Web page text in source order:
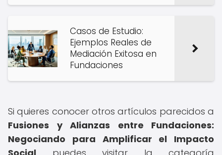
Casos de Estudio:
Ejemplos Reales de
Mediación Exitosa en
Fundaciones
Si quieres conocer otros artículos parecidos a
Fusiones y Alianzas entre Fundaciones:
Negociando para Amplificar el Impacto